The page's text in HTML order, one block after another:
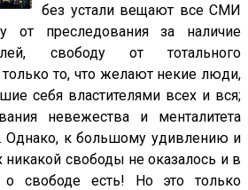
без устали вещают все СМИ
от преследования за наличие
свободу от тотального
то, что желают некие люди,
себя властителями всех и вся;
невежества и менталитета
Однако, к большому удивлению и
свободы не оказалось и в
о свободе есть! Но это только